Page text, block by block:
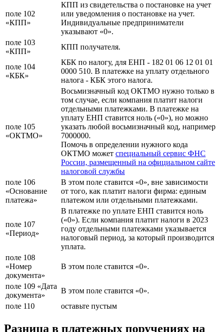
поле 102
«КПП»
КПП из свидетельства о постановке на учет
или уведомления о постановке на учет.
Индивидуальные предприниматели
указывают «0».
поле 103
«КПП»
КПП получателя.
поле 104
«КБК»
КБК по налогу, для ЕНП - 182 01 06 12 01 01
0000 510. В платежке на уплату отдельного
налога - КБК этого налога.
поле 105
«ОКТМО»
Восьмизначный код ОКТМО нужно только в
том случае, если компания платит налоги
отдельными платежками. В платежке на
уплату ЕНП ставится ноль («0»), но можно
указать любой восьмизначный код, например
7000000.
Помочь в определении нужного кода
ОКТМО может специальный сервис ФНС
России, размещенный на официальном сайте
налоговой службы
поле 106
«Основание
платежа»
В этом поле ставится «0», вне зависимости
от того, как платит налоги фирма: единым
платежом или отдельными платежками.
поле 107
«Период»
В платежке по уплате ЕНП ставится ноль
(«0»). Если компания платит налоги в 2023
году отдельными платежками указывается
налоговый период, за который производится
уплата.
поле 108
«Номер
документа»
В этом поле ставится «0».
поле 109 «Дата
документа»
В этом поле ставится «0».
поле 110
оставьте пустым
Разница в платежных поручениях на